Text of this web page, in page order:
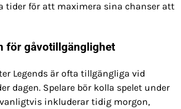
tider för att maximera sina chanser att
för gåvotillgänglighet
Legends är ofta tillgängliga vid
dagen. Spelare bör kolla spelet under
inkluderar tidig morgon,